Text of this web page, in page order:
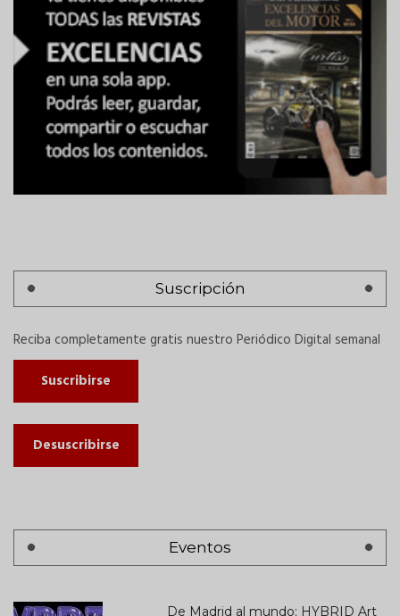
Suscripción
Reciba completamente gratis nuestro Periódico Digital semanal
Suscribirse
Desuscribirse
Eventos
De Madrid al mundo: HYBRID Art